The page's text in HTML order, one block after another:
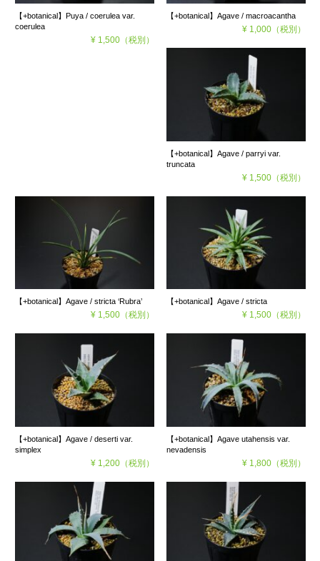
【+botanical】Puya / coerulea var.
coerulea
¥ 1,500（税別）
【+botanical】Agave / macroacantha
¥ 1,000（税別）
【+botanical】Agave / parryi var.
truncata
¥ 1,500（税別）
【+botanical】Agave / stricta ‘Rubra’
¥ 1,500（税別）
【+botanical】Agave / stricta
¥ 1,500（税別）
【+botanical】Agave / deserti var.
simplex
¥ 1,200（税別）
【+botanical】Agave utahensis var.
nevadensis
¥ 1,800（税別）